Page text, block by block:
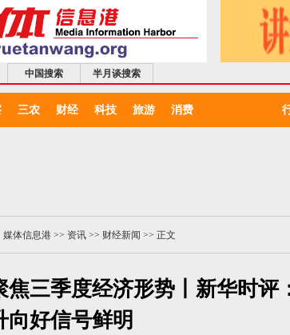
中国搜索 半月谈搜索
三农 财经 科技 旅游 消费
媒体信息港 >> 资讯 >> 财经新闻 >> 正文
焦三季度经济形势丨新华时评
向好信号鲜明